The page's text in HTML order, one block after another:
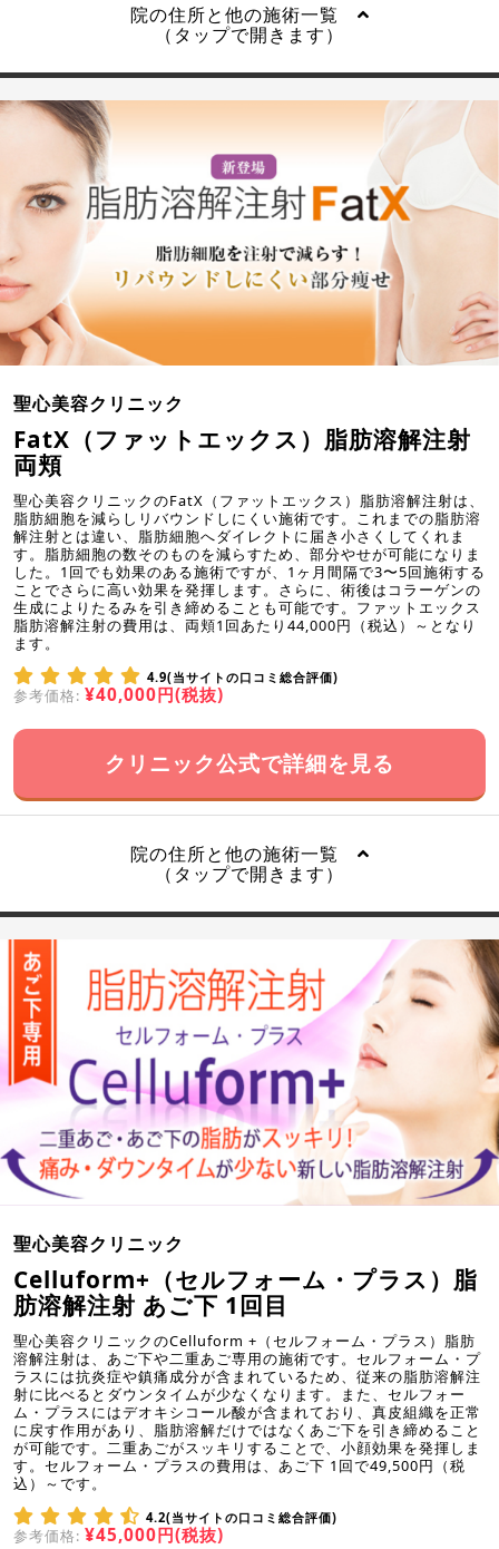
院の住所と他の施術一覧
（タップで開きます）
聖心美容クリニック
FatX（ファットエックス）脂肪溶解注射
両頬
聖心美容クリニックのFatX（ファットエックス）脂肪溶解注射は、
脂肪細胞を減らしリバウンドしにくい施術です。これまでの脂肪溶
解注射とは違い、脂肪細胞へダイレクトに届き小さくしてくれま
す。脂肪細胞の数そのものを減らすため、部分やせが可能になりま
した。1回でも効果のある施術ですが、1ヶ月間隔で3〜5回施術する
ことでさらに高い効果を発揮します。さらに、術後はコラーゲンの
生成によりたるみを引き締めることも可能です。ファットエックス
脂肪溶解注射の費用は、両頬1回あたり44,000円（税込）～となり
ます。
4.9(当サイトの口コミ総合評価)
参考価格: ¥40,000円(税抜)
クリニック公式で詳細を見る
院の住所と他の施術一覧
（タップで開きます）
聖心美容クリニック
Celluform+（セルフォーム・プラス）脂
肪溶解注射 あご下 1回目
聖心美容クリニックのCelluform +（セルフォーム・プラス）脂肪
溶解注射は、あご下や二重あご専用の施術です。セルフォーム・プ
ラスには抗炎症や鎮痛成分が含まれているため、従来の脂肪溶解注
射に比べるとダウンタイムが少なくなります。また、セルフォー
ム・プラスにはデオキシコール酸が含まれており、真皮組織を正常
に戻す作用があり、脂肪溶解だけではなくあご下を引き締めること
が可能です。二重あごがスッキリすることで、小顔効果を発揮しま
す。セルフォーム・プラスの費用は、あご下 1回で49,500円（税
込）～です。
4.2(当サイトの口コミ総合評価)
参考価格: ¥45,000円(税抜)